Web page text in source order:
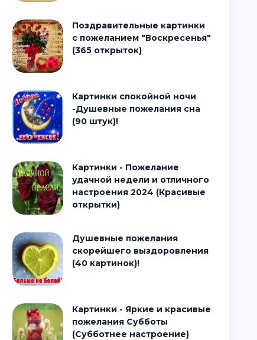
Поздравительные картинки
с пожеланием "Воскресенья"
(365 открыток)
Картинки спокойной ночи
-Душевные пожелания сна
(90 штук)!
Картинки - Пожелание
удачной недели и отличного
настроения 2024 (Красивые
открытки)
Душевные пожелания
скорейшего выздоровления
(40 картинок)!
Картинки - Яркие и красивые
пожелания Субботы
(Субботнее настроение)